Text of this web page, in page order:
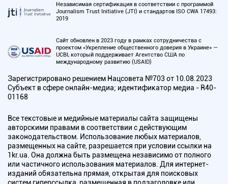
Независимая сертификация в соответствии с программой
Journalism Trust Initiative (JTI) и стандартов ISO CWA 17493:
2019
Сайт обновлен в 2023 году в рамках сотрудничества с
проектом «Укрепление общественного доверия в Украине» —
UCBI, который поддерживает Агентство США по
международному развитию (USAID)
Зарегистрировано решением Нацсовета №703 от 10.08.2023
Субъект в сфере онлайн-медиа; идентификатор медиа - R40-
01168
Все текстовые и медийные материалы сайта защищены
авторскими правами в соответствии с действующим
законодательством. Использование любых материалов,
размещенных на сайте, разрешается при условии ссылки на
1kr.ua. Она должна быть размещена независимо от полного
или частичного использования материалов. Для интернет-
изданий обязательна прямая, открытая для поисковых